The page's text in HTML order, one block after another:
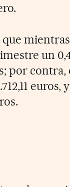
un
por contra,
euros,